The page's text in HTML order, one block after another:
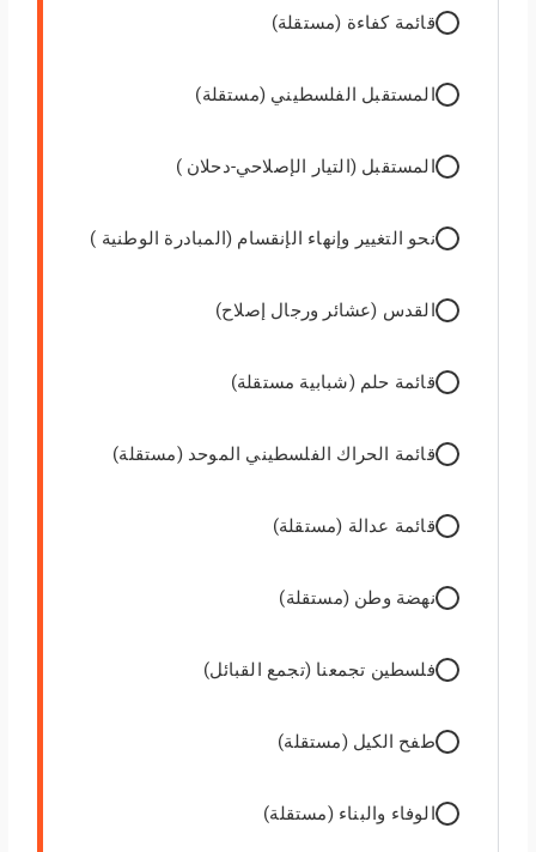
قائمة كفاءة (مستقلة)
المستقبل الفلسطيني (مستقلة)
المستقبل (التيار الإصلاحي-دحلان )
نحو التغيير وإنهاء الإنقسام (المبادرة الوطنية )
القدس (عشائر ورجال إصلاح)
قائمة حلم (شبابية مستقلة)
قائمة الحراك الفلسطيني الموحد (مستقلة)
قائمة عدالة (مستقلة)
نهضة وطن (مستقلة)
فلسطين تجمعنا (تجمع القبائل)
طفح الكيل (مستقلة)
الوفاء والبناء (مستقلة)